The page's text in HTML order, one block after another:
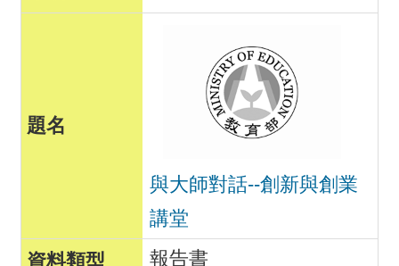
與大師對話--創新與創業
講堂
報告書